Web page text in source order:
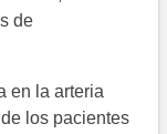
de
en la arteria
los pacientes